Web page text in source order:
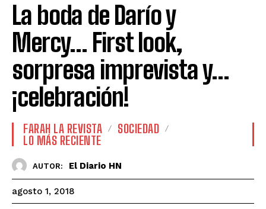
La boda de Darío y
Mercy… First look,
sorpresa imprevista y…
¡celebración!
FARAH LA REVISTA
SOCIEDAD
LO MÁS RECIENTE
AUTOR: El Diario HN
agosto 1, 2018